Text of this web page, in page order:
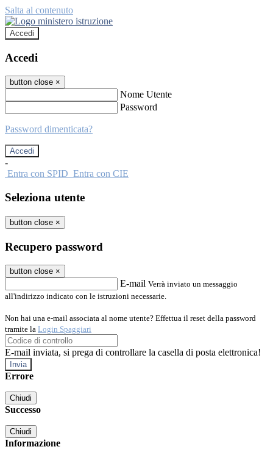
Salta al contenuto
Accedi
Accedi
button close ×
Nome Utente
Password
Password dimenticata?
-
Entra con SPID Entra con CIE
Seleziona utente
button close ×
Recupero password
button close ×
E-mail Verrà inviato un messaggio
all'indirizzo indicato con le istruzioni necessarie.
Non hai una e-mail associata al nome utente? Effettua il reset della password
tramite la Login Spaggiari
E-mail inviata, si prega di controllare la casella di posta elettronica!
Errore
Chiudi
Successo
Chiudi
Informazione